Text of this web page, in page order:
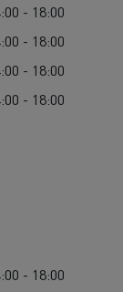
- 18:00
- 18:00
- 18:00
- 18:00
- 18:00